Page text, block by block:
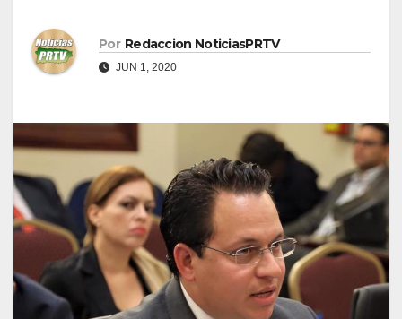
Por Redaccion NoticiasPRTV
JUN 1, 2020